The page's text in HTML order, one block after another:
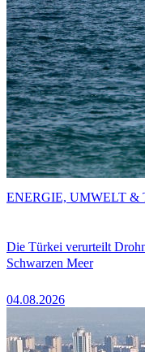
Die Türkei verurteilt
Schwarzen Meer
04.08.2026
ENERGIE, UMWELT &